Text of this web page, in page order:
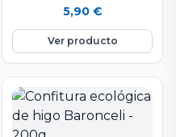
5,90 €
Ver producto